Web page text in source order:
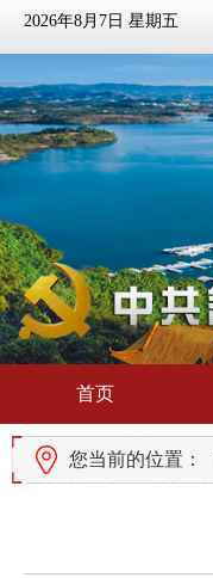
2026年8月7日 星期五
首页
您当前的位置：